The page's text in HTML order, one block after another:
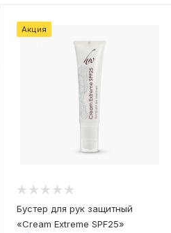
Акция
Бустер для рук защитный
«Cream Extreme SPF25»